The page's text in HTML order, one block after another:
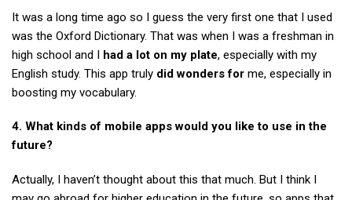
It was a long time ago so I guess the very first one that I used
was the Oxford Dictionary. That was when I was a freshman in
high school and I had a lot on my plate, especially with my
English study. This app truly did wonders for me, especially in
boosting my vocabulary.
4. What kinds of mobile apps would you like to use in the
future?
Actually, I haven’t thought about this that much. But I think I